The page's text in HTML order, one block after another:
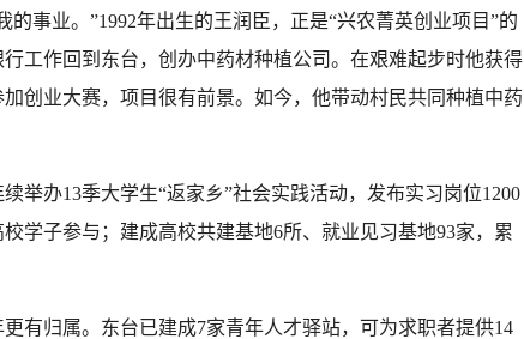
的事业。”1992年出生的王润臣，正是“兴农菁英创业项目”的
工作回到东台，创办中药材种植公司。在艰难起步时他获得
创业大赛，项目很有前景。如今，他带动村民共同种植中药
举办13季大学生“返家乡”社会实践活动，发布实习岗位1200
学子参与；建成高校共建基地6所、就业见习基地93家，累
有归属。东台已建成7家青年人才驿站，可为求职者提供14